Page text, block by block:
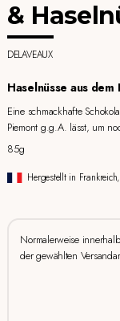
&
DELAVEAUX
Haselnüsse aus
Eine schmackhafte
Piemont g.g.A. lässt, um
85g
Hergestellt in
Normalerweise
der gewählten